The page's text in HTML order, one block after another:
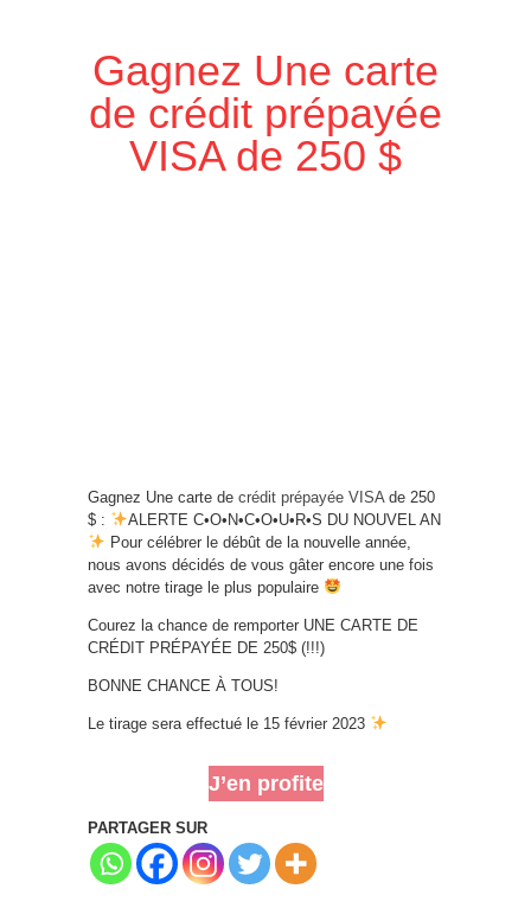
Gagnez Une carte
de crédit prépayée
VISA de 250 $
Gagnez Une carte de crédit prépayée VISA de 250
$ :
ALERTE C•O•N•C•O•U•R•S DU NOUVEL AN
Pour célébrer le débût de la nouvelle année,
nous avons décidés de vous gâter encore une fois
avec notre tirage le plus populaire
Courez la chance de remporter UNE CARTE DE
CRÉDIT PRÉPAYÉE DE 250$ (!!!)
BONNE CHANCE À TOUS!
Le tirage sera effectué le 15 février 2023
J’en profite
PARTAGER SUR